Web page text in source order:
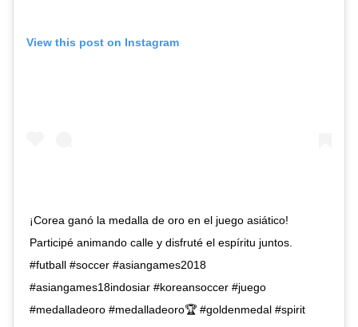
View this post on Instagram
¡Corea ganó la medalla de oro en el juego asiático!
Participé animando calle y disfruté el espíritu juntos.
#futball #soccer #asiangames2018
#asiangames18indosiar #koreansoccer #juego
#medalladeoro #medalladeoro🏆 #goldenmedal #spirit